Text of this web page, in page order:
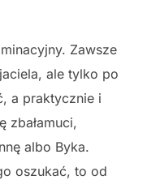
Zawsze
ale tylko po
a praktycznie i
zbałamuci,
albo Byka.
oszukać, to od